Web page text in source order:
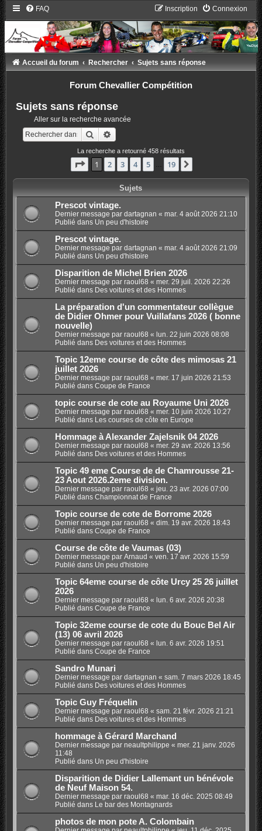
FAQ Connexion
Inscription
Accueil du forum Rechercher Sujets sans réponse
Forum Chevallier Compétition
Sujets sans réponse
Aller sur la recherche avancée
Rechercher
La recherche a retourné 458 résultats
Page 1sur19
1 2 3 4 5 19
Sujets
Prescot vintage.
Dernier message par dartagnan « mar. 4 août 2026 21:10
Publié dans Un peu d'histoire
Prescot vintage.
Dernier message par dartagnan « mar. 4 août 2026 21:09
Publié dans Un peu d'histoire
Disparition de Michel Brien 2026
Dernier message par raoul68 « mer. 29 juil. 2026 22:26
Publié dans Des voitures et des Hommes
La préparation d'un commentateur collègue
de Didier Ohmer pour Vuillafans 2026 ( bonne
nouvelle)
Dernier message par raoul68 « lun. 22 juin 2026 08:08
Publié dans Des voitures et des Hommes
Topic 12eme course de côte des mimosas 21
juillet 2026
Dernier message par raoul68 « mer. 17 juin 2026 21:53
Publié dans Coupe de France
topic course de cote au Royaume Uni 2026
Dernier message par raoul68 « mer. 10 juin 2026 10:27
Publié dans Les courses de côte en Europe
Hommage à Alexander Zajelsnik 04 2026
Dernier message par raoul68 « mer. 29 avr. 2026 13:56
Publié dans Des voitures et des Hommes
Topic 49 eme Course de de Chamrousse 21-
23 Aout 2026.2eme division.
Dernier message par raoul68 « jeu. 23 avr. 2026 07:00
Publié dans Championnat de France
Topic course de cote de Borrome 2026
Dernier message par raoul68 « dim. 19 avr. 2026 18:43
Publié dans Coupe de France
Course de côte de Vaumas (03)
Dernier message par Arnaud « ven. 17 avr. 2026 15:59
Publié dans Un peu d'histoire
Topic 64eme course de côte Urcy 25 26 juillet
2026
Dernier message par raoul68 « lun. 6 avr. 2026 20:38
Publié dans Coupe de France
Topic 32eme course de cote du Bouc Bel Air
(13) 06 avril 2026
Dernier message par raoul68 « lun. 6 avr. 2026 19:51
Publié dans Coupe de France
Sandro Munari
Dernier message par dartagnan « sam. 7 mars 2026 18:45
Publié dans Des voitures et des Hommes
Topic Guy Fréquelin
Dernier message par raoul68 « sam. 21 févr. 2026 21:21
Publié dans Des voitures et des Hommes
hommage à Gérard Marchand
Dernier message par neaultphilippe « mer. 21 janv. 2026
11:48
Publié dans Un peu d'histoire
Disparition de Didier Lallemant un bénévole
de Neuf Maison 54.
Dernier message par raoul68 « mar. 16 déc. 2025 08:49
Publié dans Le bar des Montagnards
photos de mon pote A. Colombain